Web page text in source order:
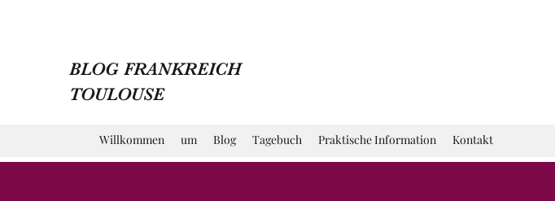
BLOG FRANKREICH
TOULOUSE
Willkommen um Blog Tagebuch Praktische Information Kontakt